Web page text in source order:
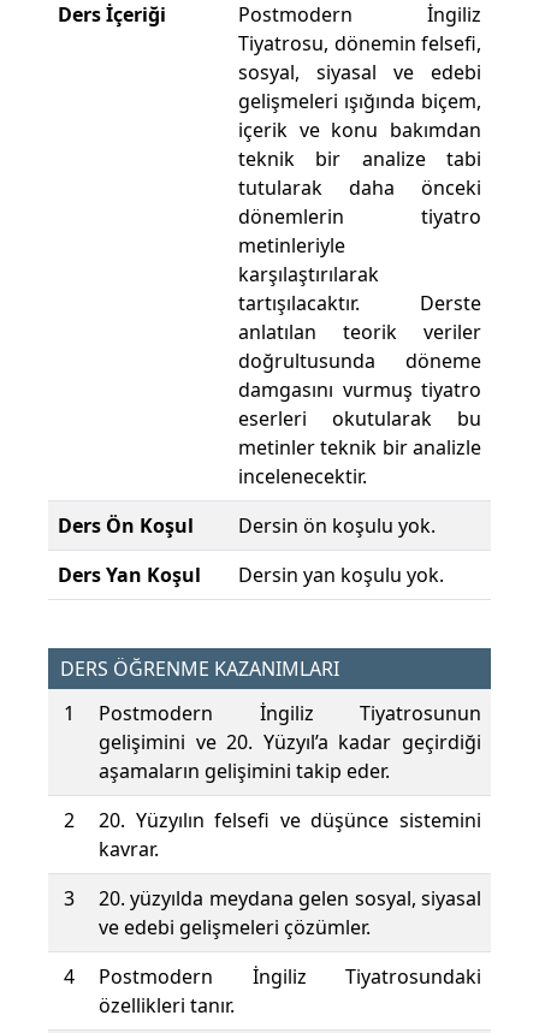
Ders İçeriği
Postmodern İngiliz
Tiyatrosu, dönemin felsefi,
sosyal, siyasal ve edebi
gelişmeleri ışığında biçem,
içerik ve konu bakımdan
teknik bir analize tabi
tutularak daha önceki
dönemlerin tiyatro
metinleriyle
karşılaştırılarak
tartışılacaktır. Derste
anlatılan teorik veriler
doğrultusunda döneme
damgasını vurmuş tiyatro
eserleri okutularak bu
metinler teknik bir analizle
incelenecektir.
Ders Ön Koşul
Dersin ön koşulu yok.
Ders Yan Koşul
Dersin yan koşulu yok.
DERS ÖĞRENME KAZANIMLARI
1
Postmodern İngiliz Tiyatrosunun
gelişimini ve 20. Yüzyıl’a kadar geçirdiği
aşamaların gelişimini takip eder.
2
20. Yüzyılın felsefi ve düşünce sistemini
kavrar.
3
20. yüzyılda meydana gelen sosyal, siyasal
ve edebi gelişmeleri çözümler.
4
Postmodern İngiliz Tiyatrosundaki
özellikleri tanır.